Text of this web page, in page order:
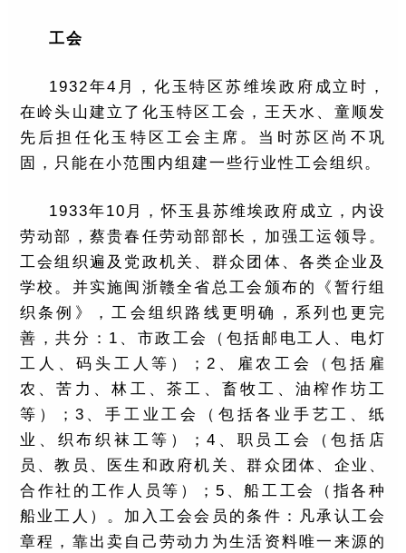
工会
1932年4月，化玉特区苏维埃政府成立时，
在岭头山建立了化玉特区工会，王天水、童顺发
先后担任化玉特区工会主席。当时苏区尚不巩
固，只能在小范围内组建一些行业性工会组织。
1933年10月，怀玉县苏维埃政府成立，内设
劳动部，蔡贵春任劳动部部长，加强工运领导。
工会组织遍及党政机关、群众团体、各类企业及
学校。并实施闽浙赣全省总工会颁布的《暂行组
织条例》，工会组织路线更明确，系列也更完
善，共分：1、市政工会（包括邮电工人、电灯
工人、码头工人等）；2、雇农工会（包括雇
农、苦力、林工、茶工、畜牧工、油榨作坊工
等）；3、手工业工会（包括各业手艺工、纸
业、织布织袜工等）；4、职员工会（包括店
员、教员、医生和政府机关、群众团体、企业、
合作社的工作人员等）；5、船工工会（指各种
船业工人）。加入工会会员的条件：凡承认工会
章程，靠出卖自己劳动力为生活资料唯一来源的